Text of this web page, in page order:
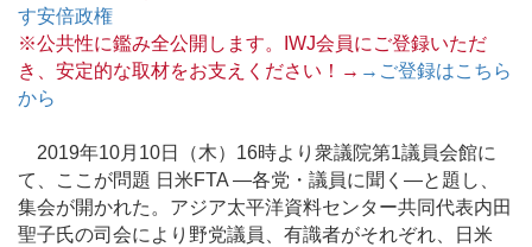
す安倍政権
※公共性に鑑み全公開します。IWJ会員にご登録いただ
き、安定的な取材をお支えください！→ →ご登録はこちら
から
2019年10月10日（木）16時より衆議院第1議員会館に
て、ここが問題 日米FTA ―各党・議員に聞く―と題し、
集会が開かれた。アジア太平洋資料センター共同代表内田
聖子氏の司会により野党議員、有識者がそれぞれ、日米